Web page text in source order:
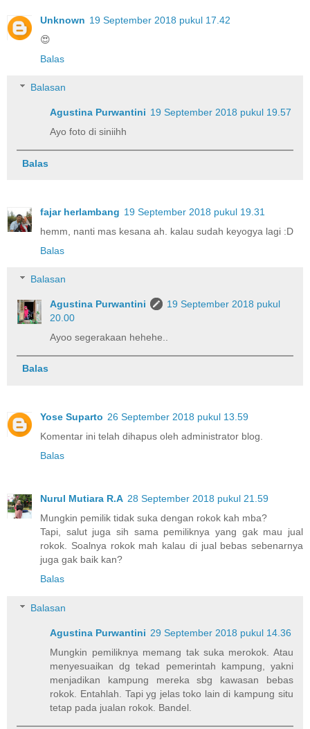
Unknown 19 September 2018 pukul 17.42
😍
Balas
Balasan
Agustina Purwantini 19 September 2018 pukul 19.57
Ayo foto di siniihh
Balas
fajar herlambang 19 September 2018 pukul 19.31
hemm, nanti mas kesana ah. kalau sudah keyogya lagi :D
Balas
Balasan
Agustina Purwantini
19 September 2018 pukul
20.00
Ayoo segerakaan hehehe..
Balas
Yose Suparto 26 September 2018 pukul 13.59
Komentar ini telah dihapus oleh administrator blog.
Balas
Nurul Mutiara R.A 28 September 2018 pukul 21.59
Mungkin pemilik tidak suka dengan rokok kah mba?
Tapi, salut juga sih sama pemiliknya yang gak mau jual
rokok. Soalnya rokok mah kalau di jual bebas sebenarnya
juga gak baik kan?
Balas
Balasan
Agustina Purwantini 29 September 2018 pukul 14.36
Mungkin pemiliknya memang tak suka merokok. Atau
menyesuaikan dg tekad pemerintah kampung, yakni
menjadikan kampung mereka sbg kawasan bebas
rokok. Entahlah. Tapi yg jelas toko lain di kampung situ
tetap pada jualan rokok. Bandel.